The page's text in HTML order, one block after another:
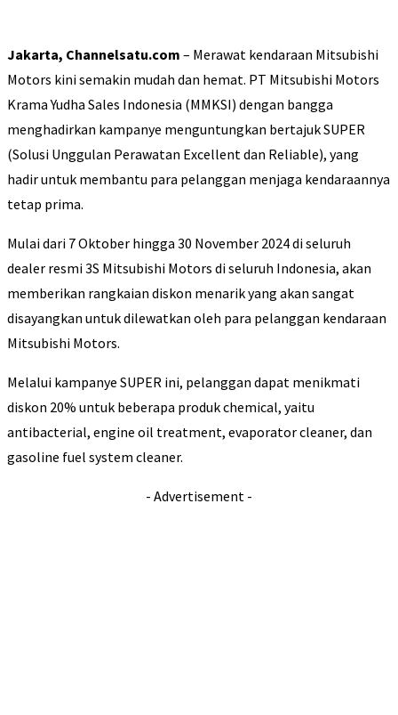
Jakarta, Channelsatu.com – Merawat kendaraan Mitsubishi
Motors kini semakin mudah dan hemat. PT Mitsubishi Motors
Krama Yudha Sales Indonesia (MMKSI) dengan bangga
menghadirkan kampanye menguntungkan bertajuk SUPER
(Solusi Unggulan Perawatan Excellent dan Reliable), yang
hadir untuk membantu para pelanggan menjaga kendaraannya
tetap prima.
Mulai dari 7 Oktober hingga 30 November 2024 di seluruh
dealer resmi 3S Mitsubishi Motors di seluruh Indonesia, akan
memberikan rangkaian diskon menarik yang akan sangat
disayangkan untuk dilewatkan oleh para pelanggan kendaraan
Mitsubishi Motors.
Melalui kampanye SUPER ini, pelanggan dapat menikmati
diskon 20% untuk beberapa produk chemical, yaitu
antibacterial, engine oil treatment, evaporator cleaner, dan
gasoline fuel system cleaner.
- Advertisement -